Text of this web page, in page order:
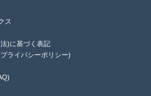
ス
)に基づく表記
ライバシーポリシー)